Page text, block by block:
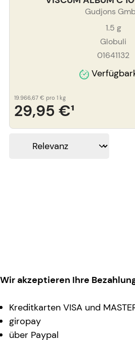
Gudjons
1.5 g
Globuli
01641132
29,95 €¹
19.966,67 € pro 1 kg
Wir akzeptieren Ihre
Kreditkarten VISA und
giropay
über Paypal